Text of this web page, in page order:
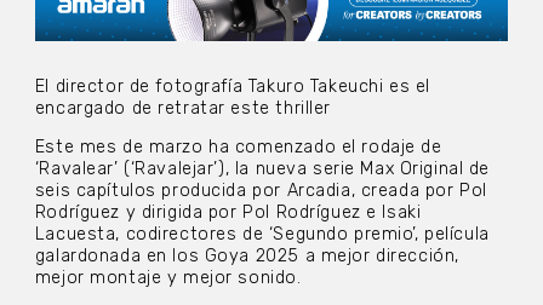
El director de fotografía Takuro Takeuchi es el
encargado de retratar este thriller
Este mes de marzo ha comenzado el rodaje de
‘Ravalear’ (‘Ravalejar’), la nueva serie Max Original de
seis capítulos producida por Arcadia, creada por Pol
Rodríguez y dirigida por Pol Rodríguez e Isaki
Lacuesta, codirectores de ‘Segundo premio’, película
galardonada en los Goya 2025 a mejor dirección,
mejor montaje y mejor sonido.